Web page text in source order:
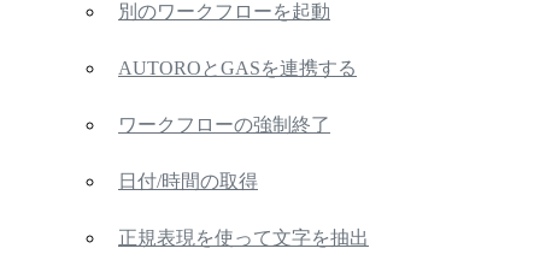
別のワークフローを起動
AUTOROとGASを連携する
ワークフローの強制終了
日付/時間の取得
正規表現を使って文字を抽出